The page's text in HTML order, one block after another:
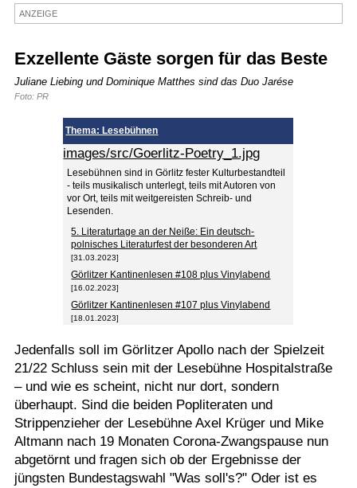
ANZEIGE
Exzellente Gäste sorgen für das Beste
Juliane Liebing und Dominique Matthes sind das Duo Jarése
Foto: PR
Thema: Lesebühnen
images/src/Goerlitz-Poetry_1.jpg
Lesebühnen sind in Görlitz fester Kulturbestandteil
- teils musikalisch unterlegt, teils mit Autoren von
vor Ort, teils mit weitgereisten Schreib- und
Lesenden.
5. Literaturtage an der Neiße: Ein deutsch-
polnisches Literaturfest der besonderen Art
[31.03.2023]
Görlitzer Kantinenlesen #108 plus Vinylabend
[16.02.2023]
Görlitzer Kantinenlesen #107 plus Vinylabend
[18.01.2023]
Jedenfalls soll im Görlitzer Apollo nach der Spielzeit
21/22 Schluss sein mit der Lesebühne Hospitalstraße
– und wie es scheint, nicht nur dort, sondern
überhaupt. Sind die beiden Popliteraten und
Strippenzieher der Lesebühne Axel Krüger und Mike
Altmann nach 19 Monaten Corona-Zwangspause nun
abgetörnt und fragen sich ob der Ergebnisse der
jüngsten Bundestagswahl "Was soll's?" Oder ist es